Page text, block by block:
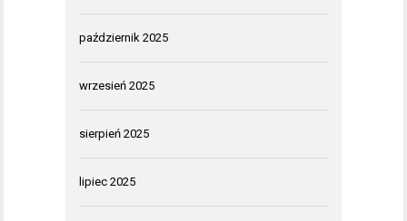
październik 2025
wrzesień 2025
sierpień 2025
lipiec 2025